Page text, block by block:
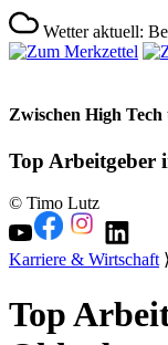
Wetter aktuell:
Zwischen High
Top Arbeitgeber
© Timo Lutz
Karriere & Wirtschaft⟩
Top